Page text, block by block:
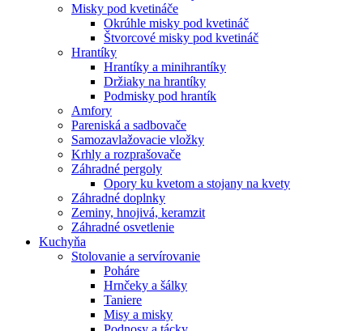
Misky pod kvetináče
Okrúhle misky pod kvetináč
Štvorcové misky pod kvetináč
Hrantíky
Hrantíky a minihrantíky
Držiaky na hrantíky
Podmisky pod hrantík
Amfory
Pareniská a sadbovače
Samozavlažovacie vložky
Krhly a rozprašovače
Záhradné pergoly
Opory ku kvetom a stojany na kvety
Záhradné doplnky
Zeminy, hnojivá, keramzit
Záhradné osvetlenie
Kuchyňa
Stolovanie a servírovanie
Poháre
Hrnčeky a šálky
Taniere
Misy a misky